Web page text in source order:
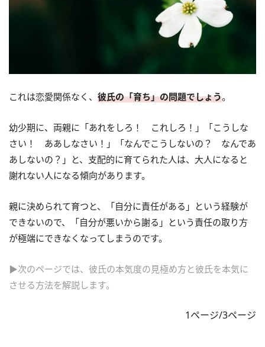
これは恋愛関係なく、 彼氏の「育ち」の問題でしょう。
幼少期に、両親に「あれをしろ！ これしろ！」「こうしな
さい！ ああしなさい！」「なんでこうしないの？ なんであ
あしないの？」と、支配的に育てられた人は、大人になると
謝れない人になる傾向があります。
親に決められて育つと、「自分に責任がある」という経験が
できないので、「自分が悪いから謝る」という責任の取り方
が極端にできなくなってしまうのです。
▶次のページでは、彼氏の本気度の見極め方と彼氏を本気に
させる方法を解説します。
1ページ/3ページ